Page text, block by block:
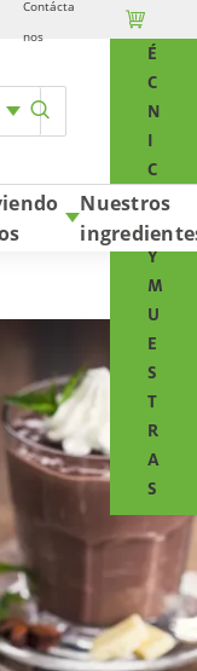
Contácta
nos

É
C
N
I
C
O
S
Y
M
U
E
S
T
R
A
S
Nuestros